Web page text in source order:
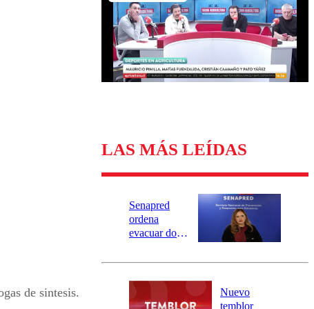
Universidad de Chile
Sustentabilidad
de sintesis.
LAS MÁS LEÍDAS
Senapred
ordena
evacuar dos
Carahue por
río Damas:
activa
Nuevo
temblor